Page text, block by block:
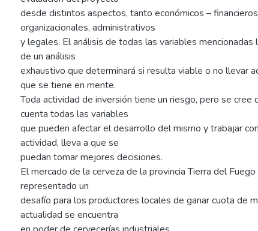
desde distintos aspectos, tanto económicos –
organizacionales, administrativos
y legales. El análisis de todas las variables mencionadas
de un análisis
exhaustivo que determinará si resulta viable o no llevar
que se tiene en mente.
Toda actividad de inversión tiene un riesgo, pero se cree
cuenta todas las variables
que pueden afectar el desarrollo del mismo y trabajar
actividad, lleva a que se
puedan tomar mejores decisiones.
El mercado de la cerveza de la provincia Tierra del
representado un
desafío para los productores locales de ganar cuota de
actualidad se encuentra